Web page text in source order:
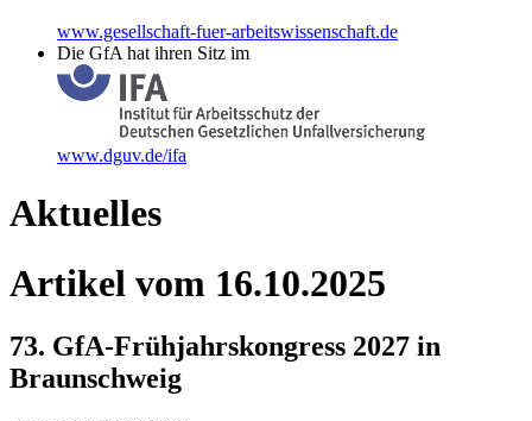
www.gesellschaft-fuer-arbeitswissenschaft.de
Die GfA hat ihren Sitz im
www.dguv.de/ifa
Aktuelles
Artikel vom 16.10.2025
73. GfA-Frühjahrskongress 2027 in
Braunschweig